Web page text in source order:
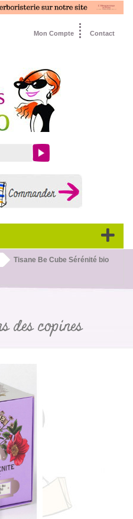
Contact
Mon Compte
Tisane Be Cube Sérénité bio
des copines